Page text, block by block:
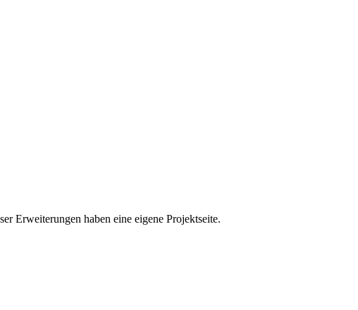
Erweiterungen haben eine eigene Projektseite.